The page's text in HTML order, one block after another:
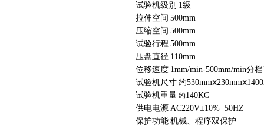
试验机级别 1级
拉伸空间 500mm
压缩空间 500mm
试验行程 500mm
压盘直径 110mm
位移速度 1mm/min-500mm/min分
试验机尺寸 约530mmⅹ230
试验机重量 约140KG
供电电源 AC220V±10% 50HZ
保护功能 机械、程序双保护